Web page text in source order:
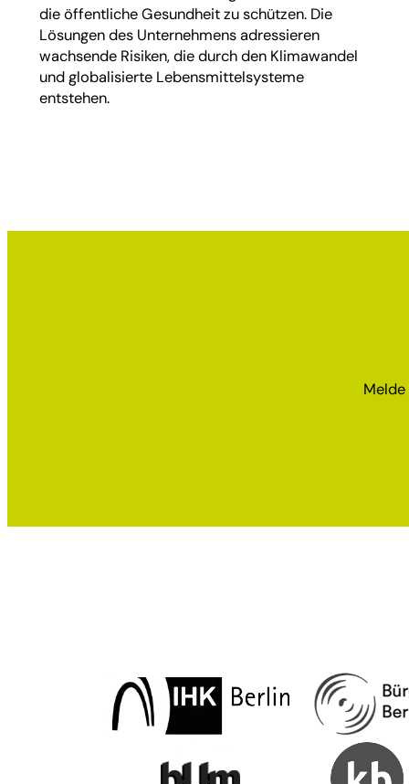
die öffentliche Gesundheit zu schützen. Die
Lösungen des Unternehmens adressieren
wachsende Risiken, die durch den Klimawandel
und globalisierte Lebensmittelsysteme
entstehen.